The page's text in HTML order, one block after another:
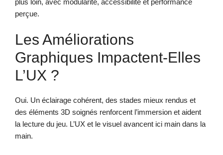
plus loin, avec modularité, accessibilité et performance
perçue.
Les Améliorations
Graphiques Impactent-Elles
L’UX ?
Oui. Un éclairage cohérent, des stades mieux rendus et
des éléments 3D soignés renforcent l’immersion et aident
la lecture du jeu. L’UX et le visuel avancent ici main dans la
main.